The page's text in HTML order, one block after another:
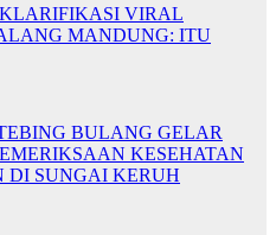
VIRAL
MANDUNG: ITU
BULANG GELAR
KESEHATAN
DI SUNGAI KERUH